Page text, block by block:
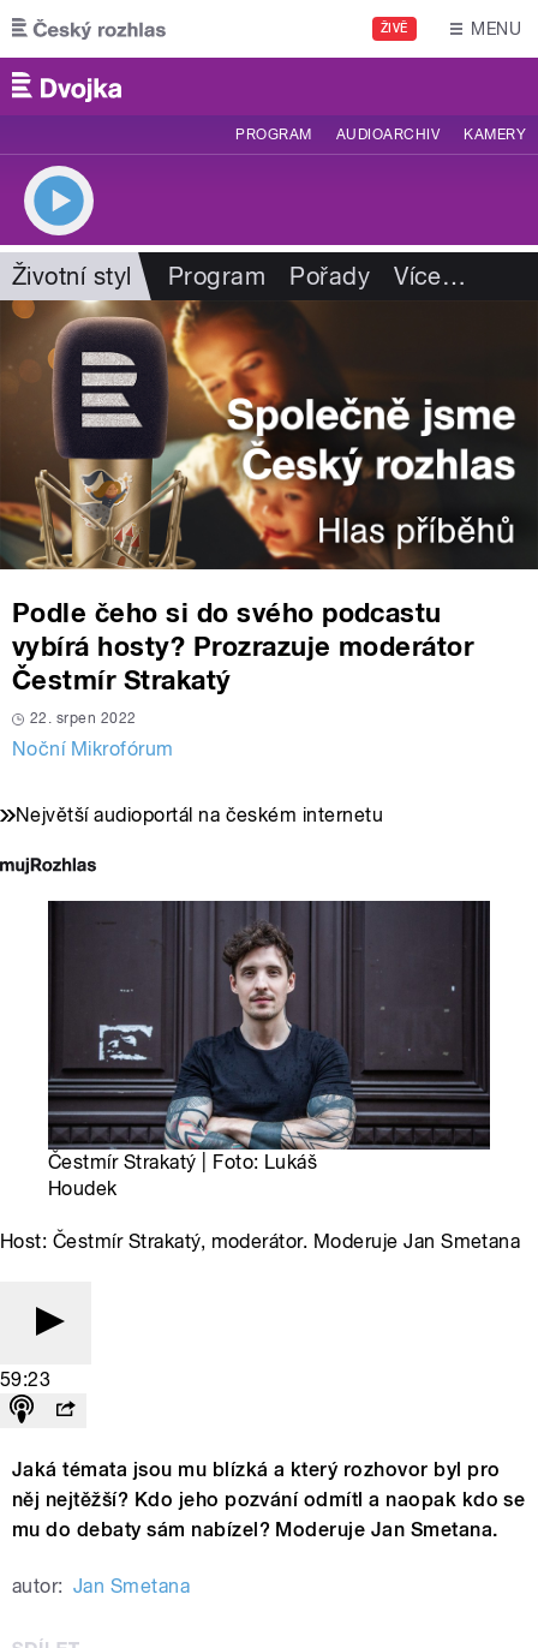
Přejít k hlavnímu obsahu
ŽIVĚ MENU
PROGRAM AUDIOARCHIV KAMERY
Životní styl Program Pořady Více…
Podle čeho si do svého podcastu
vybírá hosty? Prozrazuje moderátor
Čestmír Strakatý
22. srpen 2022
Noční Mikrofórum
Největší audioportál na českém internetu
Čestmír Strakatý | Foto: Lukáš
Houdek
Host: Čestmír Strakatý, moderátor. Moderuje Jan Smetana
59:23
Jaká témata jsou mu blízká a který rozhovor byl pro
něj nejtěžší? Kdo jeho pozvání odmítl a naopak kdo se
mu do debaty sám nabízel? Moderuje Jan Smetana.
autor: Jan Smetana